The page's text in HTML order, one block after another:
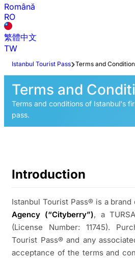
Română
RO
繁體中文
TW
Istanbul Tourist Pass Terms and
Terms and
Terms and conditions of Istanbul's
pass.
Introduction
Istanbul Tourist Pass® is a
Agency (“Cityberry”), a
(License Number: 11745).
Tourist Pass® and any
acceptance of the terms and